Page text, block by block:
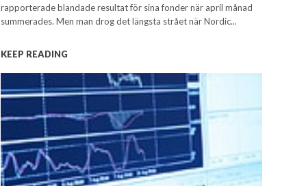
rapporterade blandade resultat för sina fonder när april månad
summerades. Men man drog det längsta strået när Nordic...
KEEP READING